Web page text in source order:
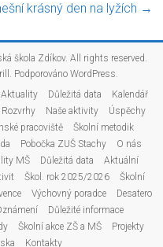
krásný den na lyžích →
škola Zdíkov. All rights reserved.
Podporováno WordPress.
Aktuality Důležitá data
Kalendář
Rozvrhy Naše aktivity
Úspěchy
pracoviště
Školní metodik
Pobočka ZUŠ Stachy
O nás
MŠ Důležitá data
Aktuální
Škol. rok 2025/2026
Školní
Výchovný poradce
Desatero
Důležité informace
Školní akce ZŠ a MŠ
Projekty
Kontakty